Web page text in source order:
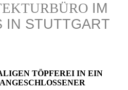
IM
IN STUTTGART
TÖPFEREI IN EIN